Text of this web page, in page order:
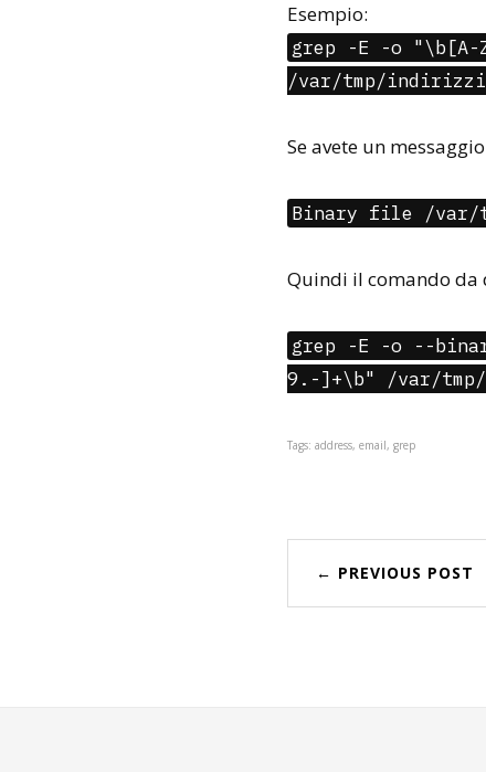
Esempio:
grep -E -o "\b[A-
/var/tmp/
Se avete un
Binary file /var/
Quindi il comando da
grep -E -o --
9.-]+\b" /var/
Tags: address, email, grep
← PREVIOUS POST